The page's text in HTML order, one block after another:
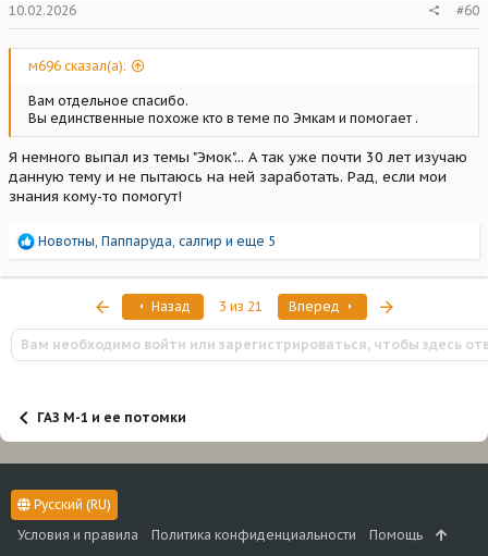
10.02.2026 #60
м696 сказал(а):
Вам отдельное спасибо.
Вы единственные похоже кто в теме по Эмкам и помогает .
Я немного выпал из темы "Эмок"... А так уже почти 30 лет изучаю
данную тему и не пытаюсь на ней заработать. Рад, если мои
знания кому-то помогут!
Р
а
и
и
:
Новотны, Паппаруда, салгир и еще 5
ПервыйНазад 3 из 21 Вперед
Вам необходимо войти или зарегистрироваться, чтобы здесь
ГАЗ М-1 и ее потомки
Русский (RU)
Условия и правила
Политика конфиденциальности Помощь